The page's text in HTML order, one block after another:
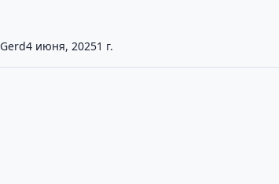
Gerd4 июня, 20251 г.